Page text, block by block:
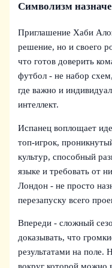
Символизм
Приглашение Хаби
решение, но и своего
что готов доверить
футбол - не набор
где важно и
интеллект.
Испанец воплощает
топ-игрок,
культур, способный
языке и требовать от
Лондон - не просто
перезапуску всего
Впереди - сложный
доказывать, что
результатами на поле.